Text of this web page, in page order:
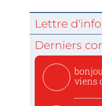
Lettre
Derniers
viens